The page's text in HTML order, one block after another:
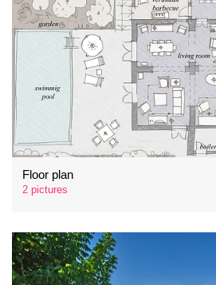
Floor plan
2 pictures